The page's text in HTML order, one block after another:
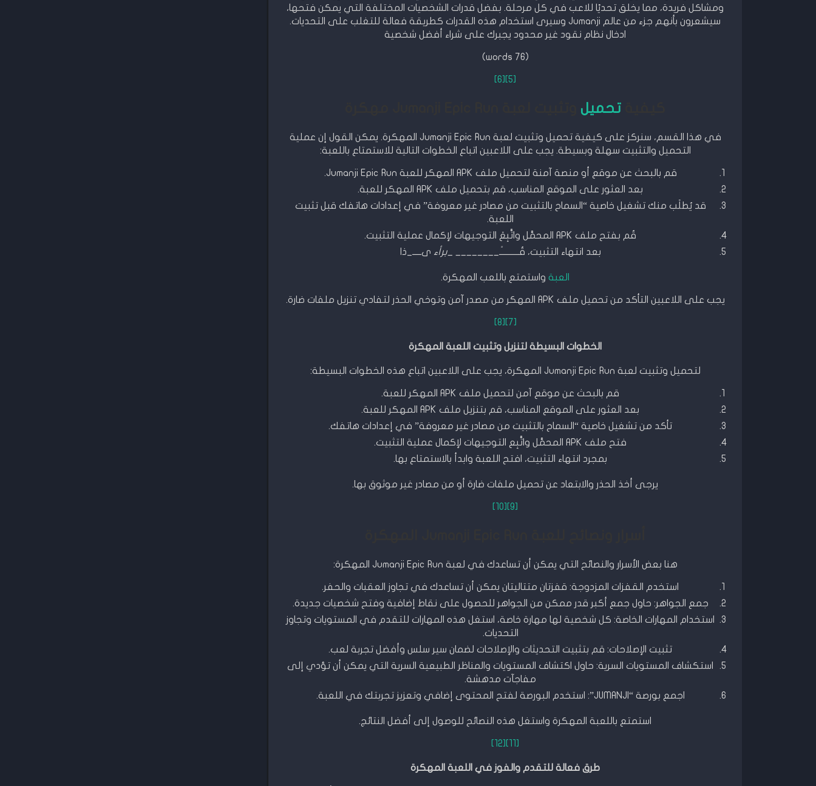
ومشاكل فريدة، مما يخلق تحديًا للاعب في كل مرحلة. بفضل قدرات الشخصيات المختلفة التي يمكن فتحها،
سيشعرون بأنهم جزء من عالم Jumanji وسيرى استخدام هذه القدرات كطريقة فعالة للتغلب على التحديات.
ادخال نظام نقود غير محدود يجبرك على شراء أفضل شخصية
(76 words)
[5]
[6]
تحميل
في هذا القسم، سنركز على كيفية تحميل وتثبيت لعبة Jumanji Epic Run المهكرة. يمكن القول إن عملية
التحميل والتثبيت سهلة وبسيطة. يجب على اللاعبين اتباع الخطوات التالية للاستمتاع باللعبة:
قم بالبحث عن موقع أو منصة آمنة لتحميل ملف APK المهكر للعبة Jumanji Epic Run.
بعد العثور على الموقع المناسب، قم بتحميل ملف APK المهكر للعبة.
قد يُطلَب منك تشغيل خاصية “السماح بالتثبيت من مصادر غير معروفة” في إعدادات هاتفك قبل تثبيت
اللعبة.
قُم بفتح ملف APK المحمَّل واتَّبِعَ التوجيهات لإكمال عملية التثبيت.
بعد انتهاء التثبيت، قُـــــــــــ ً________ _برأء ىـــــ_ذا
العبة واستمتع باللعب المهكرة.
يجب على اللاعبين التأكد من تحميل ملف APK المهكر من مصدر آمن وتوخي الحذر لتفادي تنزيل ملفات ضارة.
[7]
[8]
الخطوات البسيطة لتنزيل وتثبيت اللعبة المهكرة
لتحميل وتثبيت لعبة Jumanji Epic Run المهكرة، يجب على اللاعبين اتباع هذه الخطوات البسيطة:
قم بالبحث عن موقع آمن لتحميل ملف APK المهكر للعبة.
بعد العثور على الموقع المناسب، قم بتنزيل ملف APK المهكر للعبة.
تأكد من تشغيل خاصية “السماح بالتثبيت من مصادر غير معروفة” في إعدادات هاتفك.
فتح ملف APK المحمَّل واتَّبِع التوجيهات لإكمال عملية التثبيت.
بمجرد انتهاء التثبيت، افتح اللعبة وابدأ بالاستمتاع بها.
يرجى أخذ الحذر والابتعاد عن تحميل ملفات ضارة أو من مصادر غير موثوق بها.
[9]
[10]
هنا بعض الأسرار والنصائح التي يمكن أن تساعدك في لعبة Jumanji Epic Run المهكرة:
استخدم القفزات المزدوجة: قفزتان متتاليتان يمكن أن تساعدك في تجاوز العقبات والحفر.
جمع الجواهر: حاول جمع أكبر قدر ممكن من الجواهر للحصول على نقاط إضافية وفتح شخصيات جديدة.
استخدام المهارات الخاصة: كل شخصية لها مهارة خاصة، استغل هذه المهارات للتقدم في المستويات وتجاوز
التحديات.
تثبيت الإصلاحات: قم بتثبيت التحديثات والإصلاحات لضمان سير سلس وأفضل تجربة لعب.
استكشاف المستويات السرية: حاول اكتشاف المستويات والمناظر الطبيعية السرية التي يمكن أن تؤدي إلى
مفاجآت مدهشة.
اجمع بورصة “JUMANJI”: استخدم البورصة لفتح المحتوى إضافي وتعزيز تجربتك في اللعبة.
استمتع باللعبة المهكرة واستغل هذه النصائح للوصول إلى أفضل النتائج.
[11]
[12]
طرق فعالة للتقدم والفوز في اللعبة المهكرة